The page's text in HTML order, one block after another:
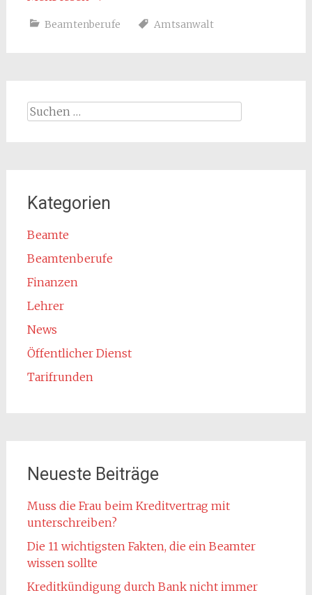
Beamtenberufe Amtsanwalt
Suchen
Kategorien
Beamte
Beamtenberufe
Finanzen
Lehrer
News
Öffentlicher Dienst
Tarifrunden
Neueste Beiträge
Muss die Frau beim Kreditvertrag mit
unterschreiben?
Die 11 wichtigsten Fakten, die ein Beamter
wissen sollte
Kreditkündigung durch Bank nicht immer